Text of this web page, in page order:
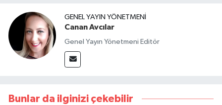
GENEL YAYIN YÖNETMENI
Canan Avcılar
Genel Yayın Yönetmeni Editör
Bunlar da ilginizi çekebilir